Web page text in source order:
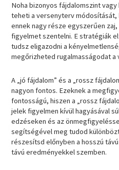
Noha bizonyos fájdalomszint
teheti a versenyterv módosítását,
ennek nagy része egyszerűen
figyelmet szentelni. E stratégiák
tudsz eligazodni a
megőrizheted rugalmasságodat a
A „jó fájdalom” és a „rossz
nagyon fontos. Ezeknek a
fontosságú, hiszen a „rossz
jelek figyelmen kívül hagyásával
edzéseken és az
segítségével meg tudod
részesítsd előnyben a hosszú
távú eredményekkel szemben.